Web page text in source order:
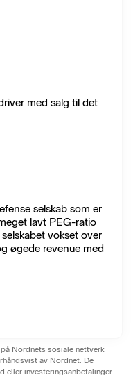
med salg til det
selskab som er
lavt PEG-ratio
vokset over
øgede revenue med
Nordnets sosiale nettverk
av Nordnet. De
eller investeringsanbefalinger.